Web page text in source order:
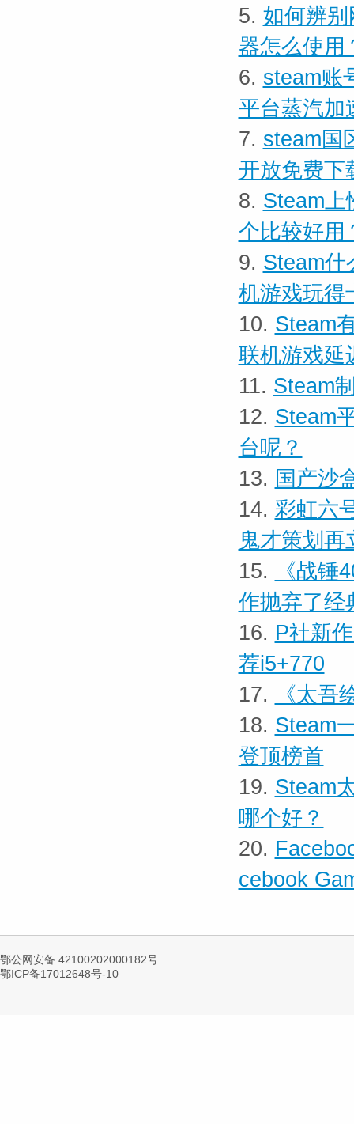
5. 如何辨
器怎么使用
6. steam账
平台蒸汽加
7. steam国
开放免费下
8. Steam上
个比较好用
9. Steam什
机游戏玩得
10. Steam
联机游戏延
11. Steam
12. Steam
台呢？
13. 国产沙
14. 彩虹六
鬼才策划再
15.
《战
作抛弃了经
16. P社新
荐i5+770
17.
《太
18. Steam
登顶榜首
19. Steam
哪个好？
20.
cebook
鄂公网安备 42100202000182号
鄂ICP备17012648号-10